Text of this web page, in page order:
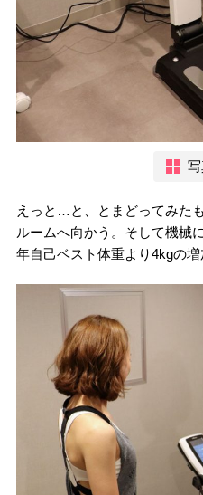
えっと…と、とまどってみた
ルームへ向かう。そして機械
年自己ベスト体重より4kgの